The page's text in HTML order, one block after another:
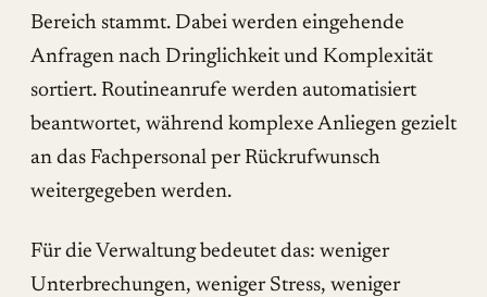
Bereich stammt. Dabei werden eingehende
Anfragen nach Dringlichkeit und Komplexität
sortiert. Routineanrufe werden automatisiert
beantwortet, während komplexe Anliegen gezielt
an das Fachpersonal per Rückrufwunsch
weitergegeben werden.
Für die Verwaltung bedeutet das: weniger
Unterbrechungen, weniger Stress, weniger